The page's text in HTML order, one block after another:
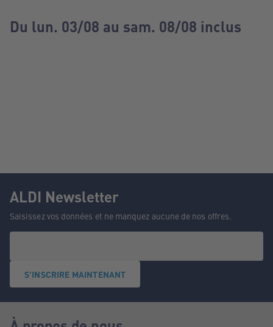
Du lun. 03/08 au sam. 08/08 inclus
ALDI Newsletter
Saisissez vos données et ne manquez aucune de nos offres.
S'INSCRIRE MAINTENANT